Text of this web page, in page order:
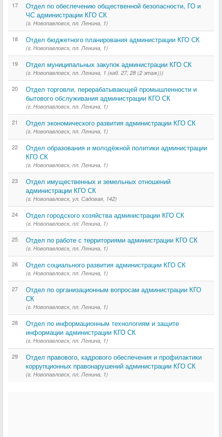
17
Отдел по обеспечению общественной безопасности, ГО и
ЧС администрации КГО СК
(г. Новопавловск, пл. Ленина, 1)
18 Отдел бюджетного планирования администрации КГО СК
(г. Новопавловск, пл. Ленина, 1)
19 Отдел муниципальных закупок администрации КГО СК
(г. Новопавловск, пл. Ленина, 1 (каб. 27, 28 (2 этаж)))
20
Отдел торговли, перерабатывающей промышленности и
бытового обслуживания администрации КГО СК
(г. Новопавловск, пл. Ленина, 1)
21 Отдел экономического развития администрации КГО СК
(г. Новопавловск, пл. Ленина, 1)
22
Отдел образования и молодёжной политики администрации
КГО СК
(г. Новопавловск, пл. Ленина, 1)
23
Отдел имущественных и земельных отношений
администрации КГО СК
(г. Новопавловск, ул. Садовая, 142)
24 Отдел городского хозяйства администрации КГО СК
(г. Новопавловск, пл. Ленина, 1)
25 Отдел по работе с территориями администрации КГО СК
(г. Новопавловск, пл. Ленина, 1)
26 Отдел социального развития администрации КГО СК
(г. Новопавловск, пл. Ленина, 1)
27
Отдел по организационным вопросам администрации КГО
СК
(г. Новопавловск, пл. Ленина, 1)
28
Отдел по информационным технологиям и защите
информации администрации КГО СК
(г. Новопавловск, пл. Ленина, 1)
29
Отдел правового, кадрового обеспечения и профилактики
коррупционных правонарушений администрации КГО СК
(г. Новопавловск, пл. Ленина, 1)